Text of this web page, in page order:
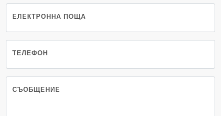
ЕЛЕКТРОННА ПОЩА
ТЕЛЕФОН
СЪОБЩЕНИЕ